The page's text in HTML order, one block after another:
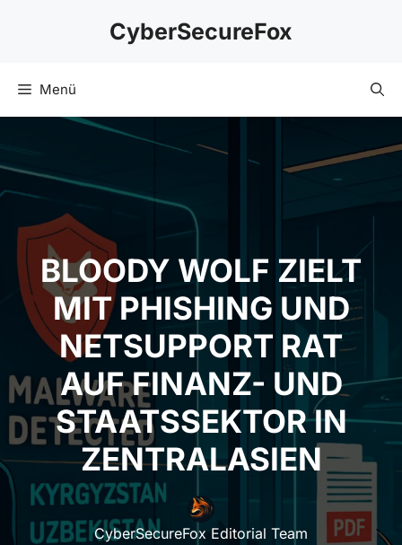
CyberSecureFox
Menü
BLOODY WOLF ZIELT
MIT PHISHING UND
NETSUPPORT RAT
AUF FINANZ- UND
STAATSSEKTOR IN
ZENTRALASIEN
CyberSecureFox Editorial Team